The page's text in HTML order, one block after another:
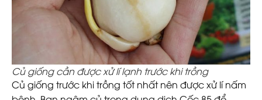
Củ giống cần được xử lí lạnh trước khi trồng
Củ giống trước khi trồng tốt nhất nên được xử lí nấm